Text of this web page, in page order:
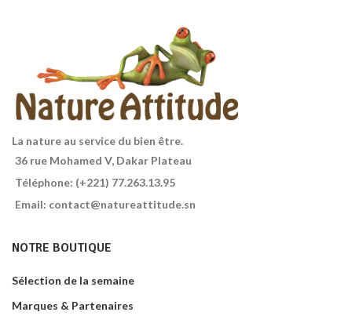
La nature au service du bien être.
36 rue Mohamed V, Dakar Plateau
Téléphone: (+221) 77.263.13.95
Email: contact@natureattitude.sn
NOTRE BOUTIQUE
Sélection de la semaine
Marques & Partenaires